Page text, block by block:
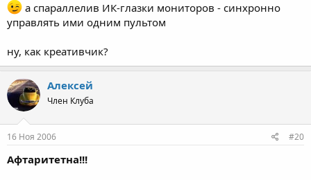
а спараллелив ИК-глазки мониторов - синхронно
управлять ими одним пультом
ну, как креативчик?
Алексей
Член Клуба
16 Ноя 2006 #20
Афтаритетна!!!